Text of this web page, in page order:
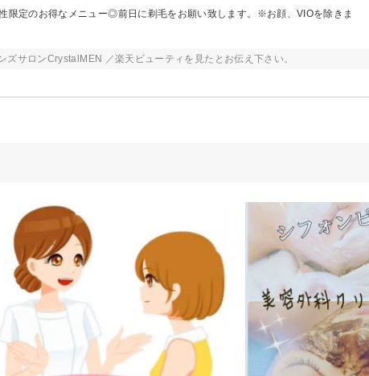
性限定のお得なメニュー◎前日に剃毛をお願い致します。※お顔、VIOを除きま
サロンCrystalMEN ／楽天ビューティを見たとお伝え下さい。